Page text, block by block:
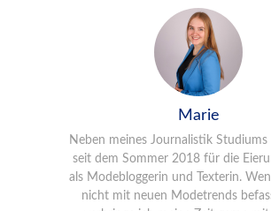
Marie
Neben meines Journalistik Studiums
seit dem Sommer 2018 für die
als Modebloggerin und Texterin.
nicht mit neuen Modetrends